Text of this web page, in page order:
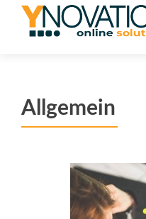
Allgemein